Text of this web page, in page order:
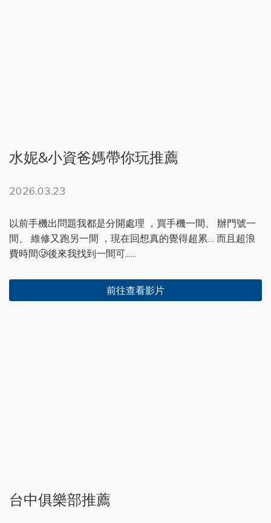
水妮&小資爸媽帶你玩推薦
2026.03.23
以前手機出問題我都是分開處理 ，買手機一間、 辦門號一
間、 維修又跑另一間 ，現在回想真的覺得超累… 而且超浪
費時間🥲後來我找到一間可......
前往查看影片
台中俱樂部推薦